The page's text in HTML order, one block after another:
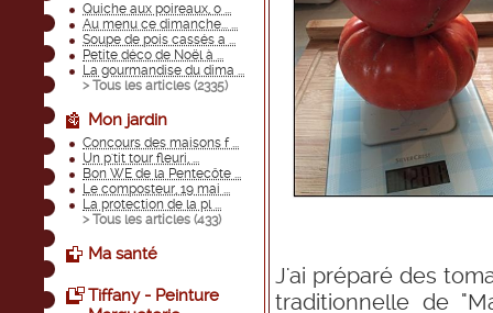
Quiche aux poireaux, o ...
Au menu ce dimanche... ...
Soupe de pois cassés a ...
Petite déco de Noël à ...
La gourmandise du dima ...
> Tous les articles (2335)
Mon jardin
Concours des maisons f ...
Un p'tit tour fleuri, ...
Bon WE de la Pentecôte ...
Le composteur, 19 mai ...
La protection de la pl ...
> Tous les articles (433)
Ma santé
Tiffany - Peinture
J'ai préparé des
traditionnelle de